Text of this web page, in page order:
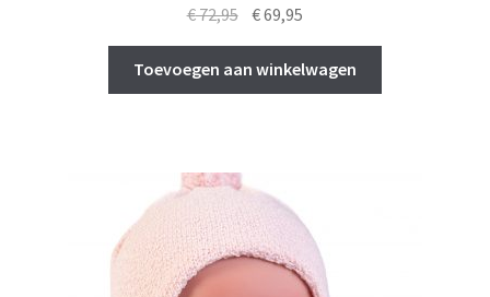
€72,95 Oorspronkelijke
was:
€ 72,95.
€69,95
is:
€ 69,95.
Toevoegen aan winkelwagen